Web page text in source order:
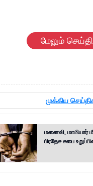
மேலும்
முக்கிய
மனைவி, மாமியார்
பிரதேச சபை